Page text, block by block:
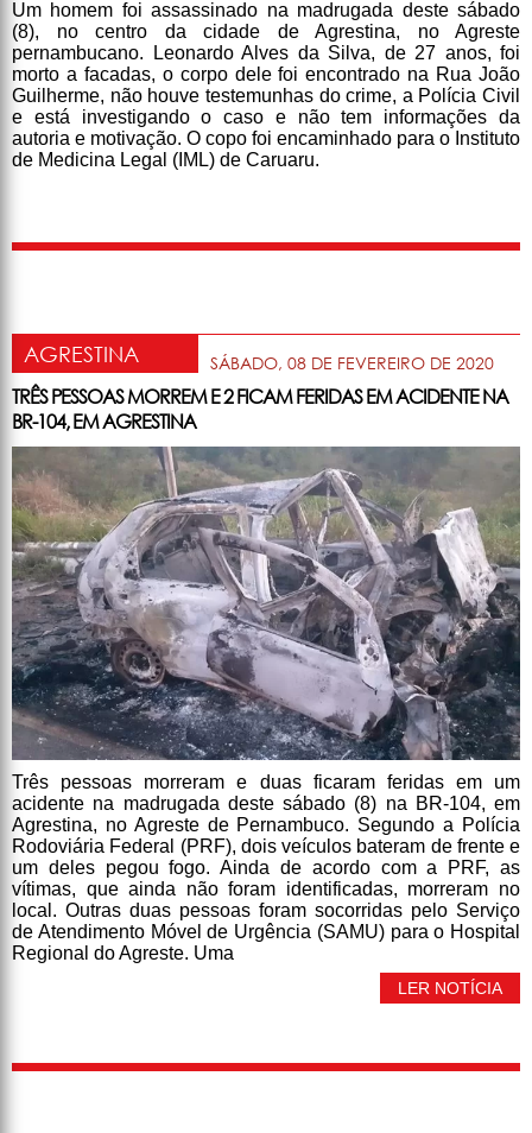
Um homem foi assassinado na madrugada deste sábado
(8), no centro da cidade de Agrestina, no Agreste
pernambucano. Leonardo Alves da Silva, de 27 anos, foi
morto a facadas, o corpo dele foi encontrado na Rua João
Guilherme, não houve testemunhas do crime, a Polícia Civil
e está investigando o caso e não tem informações da
autoria e motivação. O copo foi encaminhado para o Instituto
de Medicina Legal (IML) de Caruaru.
AGRESTINA SÁBADO, 08 DE FEVEREIRO DE 2020
TRÊS PESSOAS MORREM E 2 FICAM FERIDAS EM ACIDENTE NA
BR-104, EM AGRESTINA
Três pessoas morreram e duas ficaram feridas em um
acidente na madrugada deste sábado (8) na BR-104, em
Agrestina, no Agreste de Pernambuco. Segundo a Polícia
Rodoviária Federal (PRF), dois veículos bateram de frente e
um deles pegou fogo. Ainda de acordo com a PRF, as
vítimas, que ainda não foram identificadas, morreram no
local. Outras duas pessoas foram socorridas pelo Serviço
de Atendimento Móvel de Urgência (SAMU) para o Hospital
Regional do Agreste. Uma
LER NOTÍCIA